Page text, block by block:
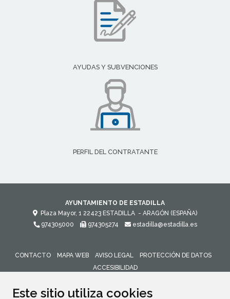
Este sitio utiliza cookies
AYUDAS Y SUBVENCIONES
PERFIL DEL CONTRATANTE
AYUNTAMIENTO DE ESTADILLA
Plaza Mayor, 1 22423 ESTADILLA - ARAGÓN (ESPAÑA)
974305000
974305274 estadilla@estadilla.es
CONTACTO MAPA WEB AVISO LEGAL
PROTECCIÓN DE DATOS
ACCESIBILIDAD